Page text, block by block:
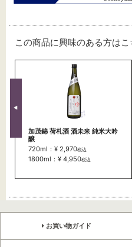
この商品に興味のある方は
加茂錦 荷札酒 酒未来 純米大吟
醸
720ml：¥ 2,970税込
1800ml：¥ 4,950税込
お買い物ガイド